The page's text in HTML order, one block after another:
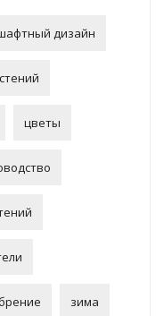
дизайн
цветы
зима